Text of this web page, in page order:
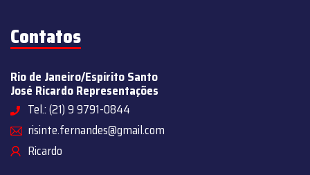
Contatos
Rio de Janeiro/Espírito Santo
José Ricardo Representações
Tel.: (21) 9 9791-0844
risinte.fernandes@gmail.com
Ricardo